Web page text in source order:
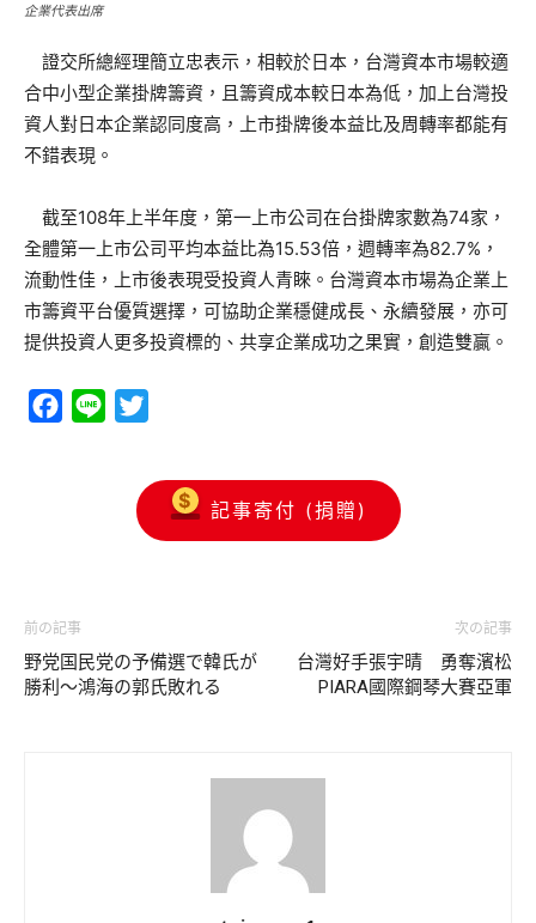
企業代表出席
證交所總經理簡立忠表示，相較於日本，台灣資本市場較適
合中小型企業掛牌籌資，且籌資成本較日本為低，加上台灣投
資人對日本企業認同度高，上市掛牌後本益比及周轉率都能有
不錯表現。
截至108年上半年度，第一上市公司在台掛牌家數為74家，
全體第一上市公司平均本益比為15.53倍，週轉率為82.7%，
流動性佳，上市後表現受投資人青睞。台灣資本市場為企業上
市籌資平台優質選擇，可協助企業穩健成長、永續發展，亦可
提供投資人更多投資標的、共享企業成功之果實，創造雙贏。
Facebook
Line
記事寄付 (捐贈)
前の記事
野党国民党の予備選で韓氏が
勝利～鴻海の郭氏敗れる
次の記事
台灣好手張宇晴 勇奪濱松
PIARA國際鋼琴大賽亞軍